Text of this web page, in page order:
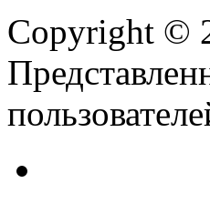
Copyright ©